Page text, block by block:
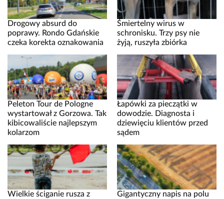
Drogowy absurd do
poprawy. Rondo Gdańskie
czeka korekta oznakowania
Śmiertelny wirus w
schronisku. Trzy psy nie
żyją, ruszyła zbiórka
Peleton Tour de Pologne
wystartował z Gorzowa. Tak
kibicowaliście najlepszym
kolarzom
Łapówki za pieczątki w
dowodzie. Diagnosta i
dziewięciu klientów przed
sądem
Wielkie ściganie rusza z
Gigantyczny napis na polu